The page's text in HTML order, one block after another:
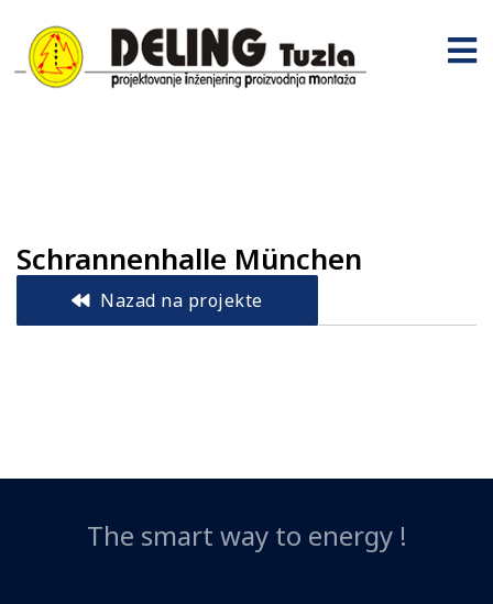
Schrannenhalle München
Nazad na projekte
The smart way to energy !